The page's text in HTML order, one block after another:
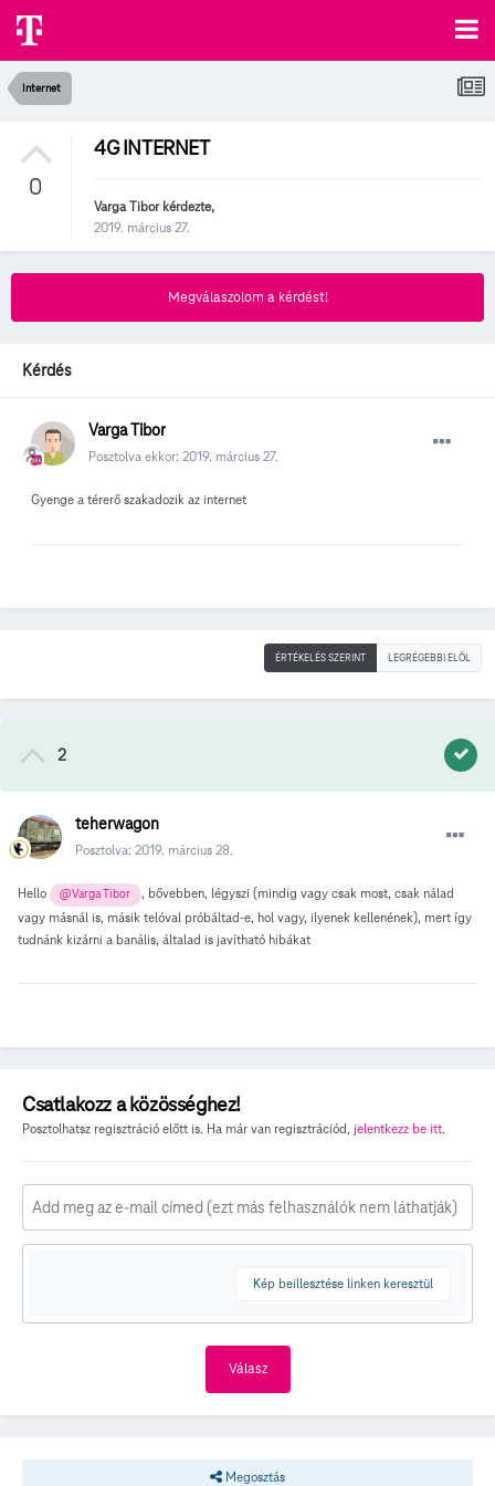
Internet
0
4G INTERNET
Varga Tiborkérdezte,
2019. március 27.
Megválaszolom a kérdést!
Kérdés
Varga Tibor
Posztolva ekkor: 2019. március 27.
Gyenge a térerő szakadozik az internet
ÉRTÉKELÉS SZERINT LEGRÉGEBBI ELÖL
2
teherwagon
Posztolva: 2019. március 28.
Hello @Varga Tibor
, bővebben, légyszi (mindig vagy csak most, csak nálad
vagy másnál is, másik telóval próbáltad-e, hol vagy, ilyenek kellenének), mert így
tudnánk kizárni a banális, általad is javítható hibákat
Csatlakozz a közösséghez!
Posztolhatsz regisztráció előtt is. Ha már van regisztrációd, jelentkezz be itt.
Kép beillesztése linken keresztül
Válasz
Megosztás